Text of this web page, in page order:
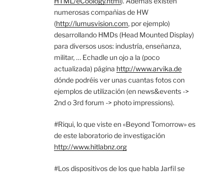
numerosas compañias de HW
(http://lumusvision.com, por ejemplo)
desarrollando HMDs (Head Mounted Display)
para diversos usos: industría, enseñanza,
militar, … Echadle un ojo a la (poco
actualizada) página http://www.arvika.de
dónde podréis ver unas cuantas fotos con
ejemplos de utilización (en news&events ->
2nd o 3rd forum -> photo impressions).
#Riqui, lo que viste en «Beyond Tomorrow» es
de este laboratorio de investigación
http://www.hitlabnz.org
#Los dispositivos de los que habla Jarfil se